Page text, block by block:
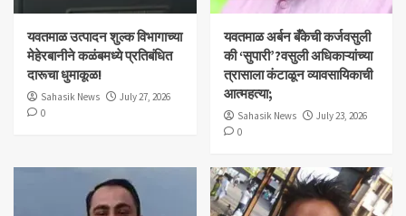
यवतमाळ उत्पादन शुल्क विभागाच्या
मेहेरबानीने कळंबमध्ये प्रतिबंधित
दारूचा धुमाकूळ!
Sahasik News
July 27, 2026
0
​यवतमाळ अर्बन बँकेची कर्जवसुली
की ‘सुपारी’?वसुली अधिकाऱ्यांच्या
त्रासाला कंटाळून व्यावसायिकाची
आत्महत्या;
Sahasik News
July 23, 2026
0